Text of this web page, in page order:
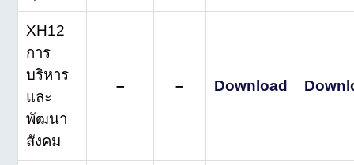
XH12
การ
บริหาร
และ
พัฒนา
สังคม
– – Download